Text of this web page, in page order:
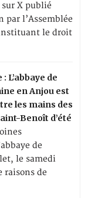
sur X publié
par l’Assemblée
le droit
L’abbaye de
en Anjou est
les mains des
Benoît d’été
de
le samedi
raisons de